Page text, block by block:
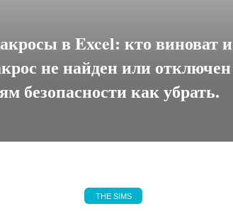
в Excel: кто виноват и
не найден или отключен
безопасности как убрать.
THE SIMS